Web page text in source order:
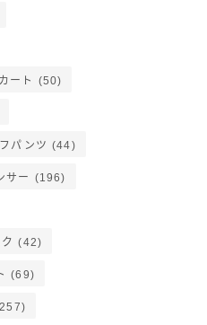
ート (50)
パンツ (44)
サー (196)
(42)
(69)